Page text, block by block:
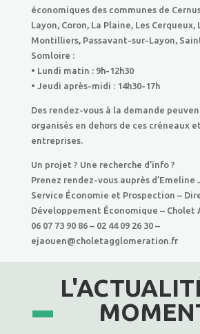
économiques des communes de
Layon, Coron, La Plaine, Les
Montilliers, Passavant-sur-Layon,
Somloire :
• Lundi matin : 9h-12h30
• Jeudi après-midi : 14h30-17h
Des rendez-vous à la demande
organisés en dehors de ces créneaux
entreprises.
Un projet ? Une recherche d’info ?
Prenez rendez-vous auprès d’Emeline
Service Économie et Prospection –
Développement Économique – Cholet
06 07 73 90 86 – 02 44 09 26 30 –
ejaouen@choletagglomeration.fr